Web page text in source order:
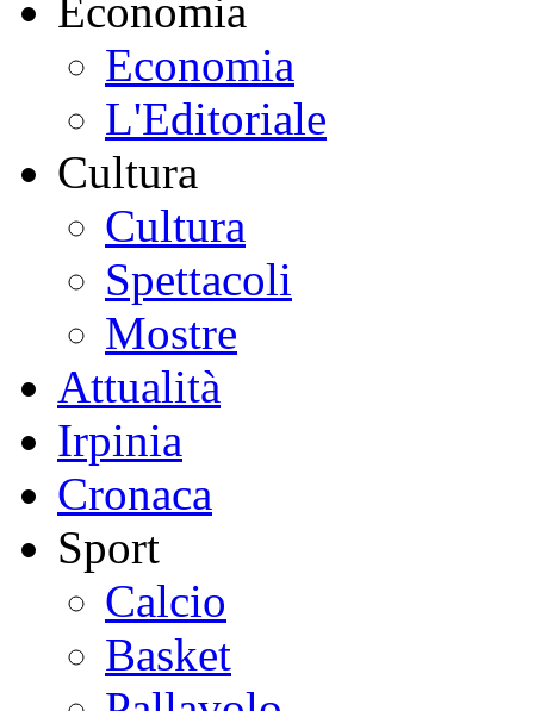
Economia
Economia
L'Editoriale
Cultura
Cultura
Spettacoli
Mostre
Attualità
Irpinia
Cronaca
Sport
Calcio
Basket